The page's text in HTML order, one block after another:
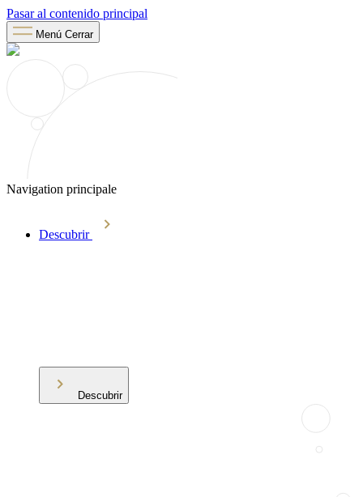
Pasar al contenido principal
Menú Cerrar
Navigation principale
Descubrir
Descubrir